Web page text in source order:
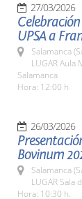
27/03/2026
UPSA a
Salamanca
LUGAR Aula
Salamanca
Hora: 12:00 h
26/03/2026
Bovinum
Salamanca
LUGAR Sala
Hora: 10:30 h.